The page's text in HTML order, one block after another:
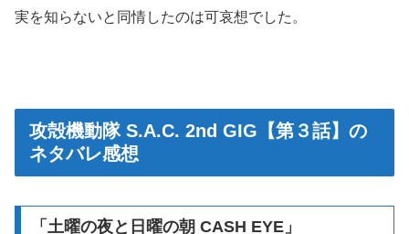
実を知らないと同情したのは可哀想でした。
攻殻機動隊 S.A.C. 2nd GIG【第３話】の
ネタバレ感想
「土曜の夜と日曜の朝 CASH EYE」